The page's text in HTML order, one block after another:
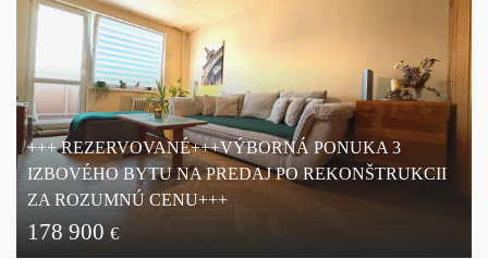
+++ REZERVOVANÉ+++VÝBORNÁ PONUKA 3
IZBOVÉHO BYTU NA PREDAJ PO REKONŠTRUKCII
ZA ROZUMNÚ CENU+++
178 900 €